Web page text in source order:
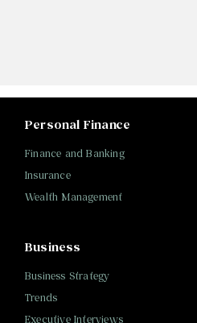
Personal Finance
Finance and Banking
Insurance
Wealth Management
Business
Business Strategy
Trends
Executive Interviews